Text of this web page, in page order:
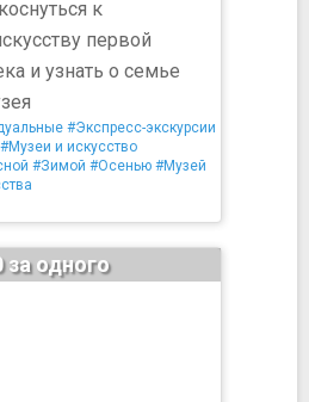
к
первой
и узнать о семье
#Экспресс-экскурсии
#Музеи и искусство
#Зимой #Осенью #Музей
за одного